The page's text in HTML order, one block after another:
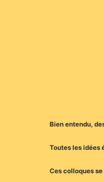
Bien entendu,
Toutes les idées
Ces colloques